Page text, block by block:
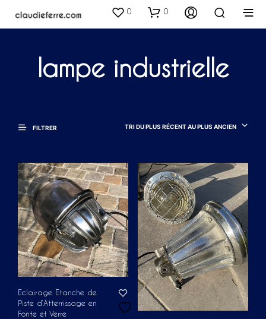
0 0
lampe industrielle
FILTRER TRI DU PLUS RÉCENT AU PLUS ANCIEN
Eclairage Etanche de
Piste d’Atterrissage en
Fonte et Verre